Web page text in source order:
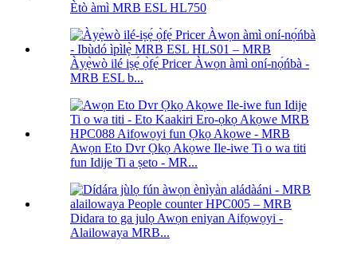
Ètò àmì MRB ESL HL750
Àyẹ̀wò ilé iṣẹ́ ọ̀fẹ́ Pricer Àwọn àmì oní-nọ́ńbà -
MRB ESL b...
Awọn Eto Dvr Ọkọ Akọwe Ile-iwe Ti o wa titi
fun Idije Ti a ṣeto - MR...
Didara to ga julọ Awọn eniyan Aifọwọyi -
Alailowaya MRB...